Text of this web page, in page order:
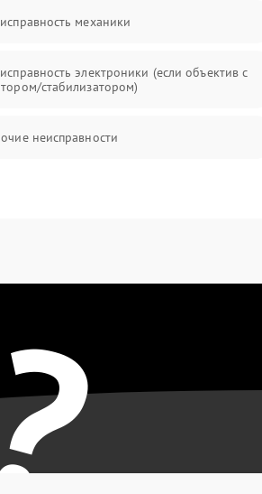
механики
электроники (если объектив с
стабилизатором)
неисправности